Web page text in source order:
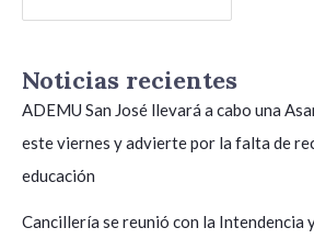
Noticias recientes
ADEMU San José llevará a cabo una
este viernes y advierte por la falta de
educación
Cancillería se reunió con la Intendencia